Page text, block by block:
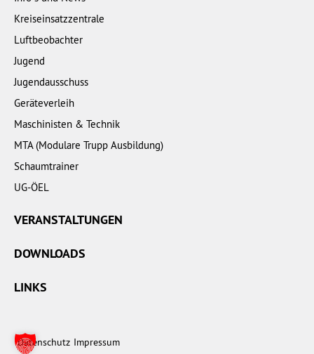
Kreiseinsatzzentrale
Luftbeobachter
Jugend
Jugendausschuss
Geräteverleih
Maschinisten & Technik
MTA (Modulare Trupp Ausbildung)
Schaumtrainer
UG-ÖEL
VERANSTALTUNGEN
DOWNLOADS
LINKS
Datenschutz Impressum